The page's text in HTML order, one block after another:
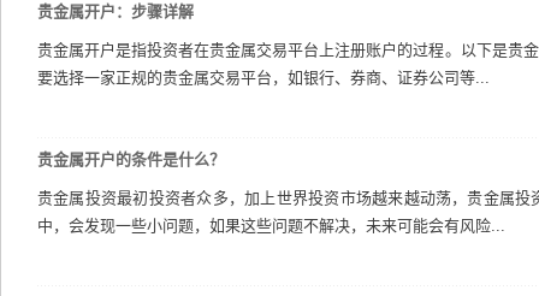
贵金属开户：步骤详解
贵金属开户是指投资者在贵金属交易平台上注册账户的过程。以下是贵
要选择一家正规的贵金属交易平台，如银行、券商、证券公司等...
贵金属开户的条件是什么？
贵金属投资最初投资者众多，加上世界投资市场越来越动荡，贵金属
中，会发现一些小问题，如果这些问题不解决，未来可能会有风险...